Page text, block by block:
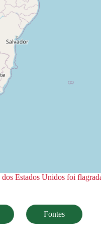
Estados Unidos foi
Fontes